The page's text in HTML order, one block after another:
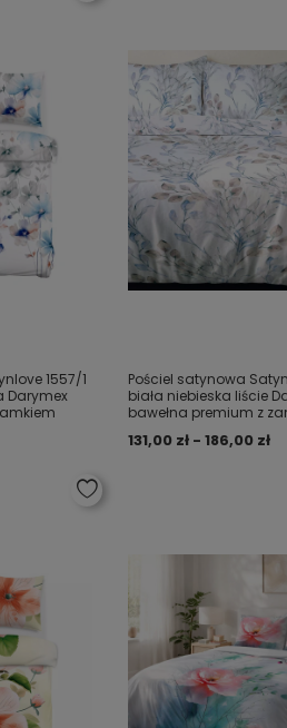
1557/1
Darymex
Pościel satynowa
biała niebieska liście
bawełna premium z
131,00 zł - 186,00 zł